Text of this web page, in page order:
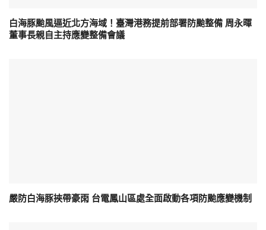
白海豚颱風逼近北方海域！臺灣港務提前部署防颱整備 周永暉
董事長親自主持應變整備會議
嚴防白海豚挾帶豪雨 台電鳳山區處全面啟動各項防颱應變機制